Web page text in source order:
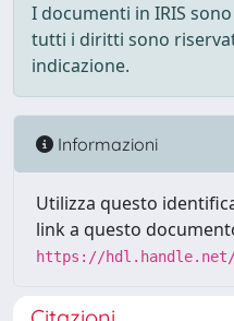
I documenti in IRIS
tutti i diritti sono
indicazione.
Informazioni
Utilizza questo
link a questo
https://hdl.handle.net/